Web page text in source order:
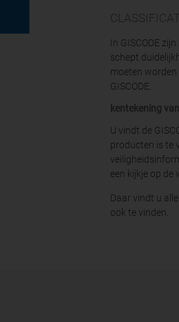
In GISCODE
schept
moeten
GISCODE.
kentekening
U vindt de
producten is te
een ​​kijkje op de
Daar vindt u
ook te vinden.